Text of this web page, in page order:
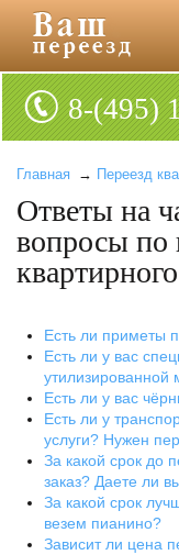
8-(495)
Главная → Переезд
Ответы на
вопросы по
Есть ли приметы
Есть ли у вас
утилизированной
Есть ли у вас
Есть ли у
услуги? Нужен
За какой срок до
заказ? Даете ли
За какой срок
везем пианино?
Зависит ли цена